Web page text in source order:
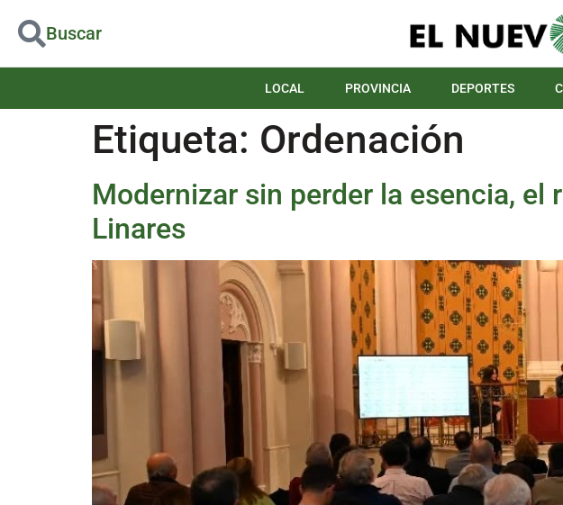
Buscar
LOCAL PROVINCIA DEPORTES
Etiqueta: Ordenación
Modernizar sin perder la esencia,
Linares